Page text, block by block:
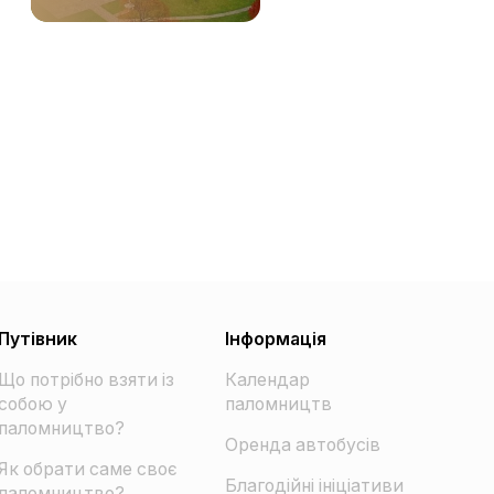
потрібно взяти із
у
обрати саме своє
Інформація
Календар
паломництв
Оренда автобусів
Благодійні ініціативи